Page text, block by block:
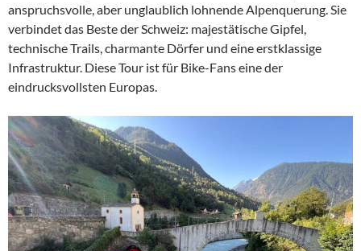
anspruchsvolle, aber unglaublich lohnende Alpenquerung. Sie
verbindet das Beste der Schweiz: majestätische Gipfel,
technische Trails, charmante Dörfer und eine erstklassige
Infrastruktur. Diese Tour ist für Bike-Fans eine der
eindrucksvollsten Europas.